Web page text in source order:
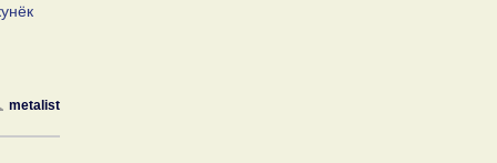
metalist